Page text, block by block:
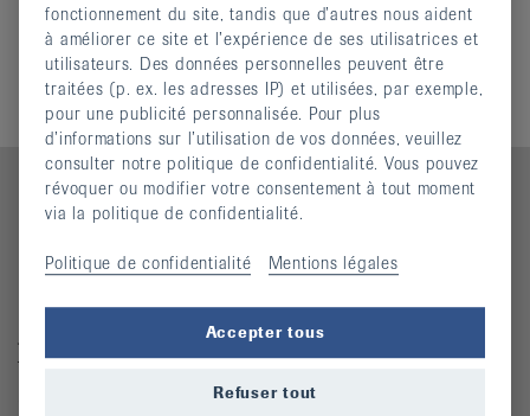
Réseau
Financement
Parrains
Contact
Ligue suisse contre le rhumatisme
Josefstrasse 92, 8005 Zürich
Téléphone: 044 487 40 00
Coordonnées bancaires
fonctionnement du site, tandis que d’autres nous aident
à améliorer ce site et l’expérience de ses utilisatrices et
utilisateurs. Des données personnelles peuvent être
traitées (p. ex. les adresses IP) et utilisées, par exemple,
pour une publicité personnalisée. Pour plus
d’informations sur l’utilisation de vos données, veuillez
consulter notre politique de confidentialité. Vous pouvez
révoquer ou modifier votre consentement à tout moment
via la politique de confidentialité.
Politique de confidentialité Mentions légales
Accepter tous
Refuser tout